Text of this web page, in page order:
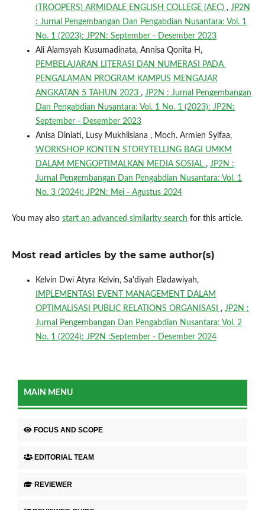
(TROOPERS) ARMIDALE ENGLISH COLLEGE (AEC) , JP2N
: Jurnal Pengembangan Dan Pengabdian Nusantara: Vol. 1
No. 1 (2023): JP2N: September - Desember 2023
Ali Alamsyah Kusumadinata, Annisa Qonita H,
PEMBELAJARAN LITERASI DAN NUMERASI PADA
PENGALAMAN PROGRAM KAMPUS MENGAJAR
ANGKATAN 5 TAHUN 2023 , JP2N : Jurnal Pengembangan
Dan Pengabdian Nusantara: Vol. 1 No. 1 (2023): JP2N:
September - Desember 2023
Anisa Diniati, Lusy Mukhlisiana , Moch. Armien Syifaa,
WORKSHOP KONTEN STORYTELLING BAGI UMKM
DALAM MENGOPTIMALKAN MEDIA SOSIAL , JP2N :
Jurnal Pengembangan Dan Pengabdian Nusantara: Vol. 1
No. 3 (2024): JP2N: Mei - Agustus 2024
You may also start an advanced similarity search for this article.
Most read articles by the same author(s)
Kelvin Dwi Atyra Kelvin, Sa'diyah Eladawiyah,
IMPLEMENTASI EVENT MANAGEMENT DALAM
OPTIMALISASI PUBLIC RELATIONS ORGANISASI , JP2N :
Jurnal Pengembangan Dan Pengabdian Nusantara: Vol. 2
No. 1 (2024): JP2N :September - Desember 2024
MAIN MENU
FOCUS AND SCOPE
EDITORIAL TEAM
REVIEWER